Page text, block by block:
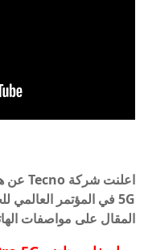
اعلنت شركةTecno
5G
المقال على مواصفات